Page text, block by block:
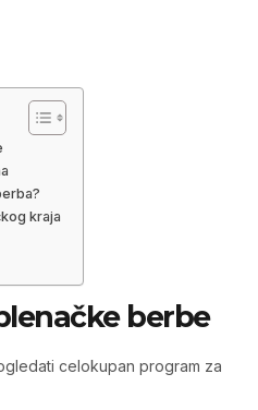
kraja
berbe
celokupan program za